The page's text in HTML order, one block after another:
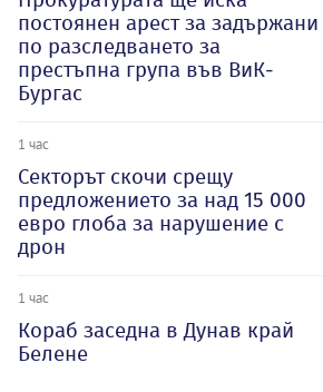
постоянен арест за задържани
по разследването за
престъпна група във ВиК-
Бургас
1 час
Секторът скочи срещу
предложението за над 15 000
евро глоба за нарушение с
дрон
1 час
Кораб заседна в Дунав край
Белене